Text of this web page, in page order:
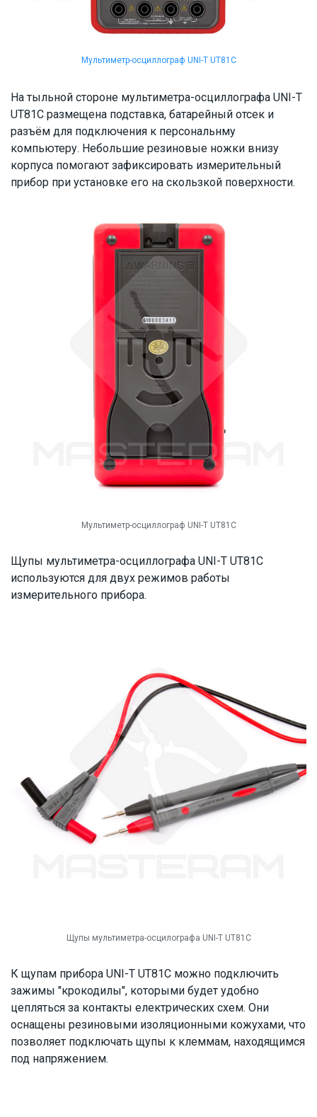
Мультиметр-осциллограф UNI-T UT81C
На тыльной стороне мультиметра-осциллографа UNI-T
UT81C размещена подставка, батарейный отсек и
разъём для подключения к персональнму
компьютеру. Небольшие резиновые ножки внизу
корпуса помогают зафиксировать измерительный
прибор при установке его на скользкой поверхности.
Мультиметр-осциллограф UNI-T UT81C
Щупы мультиметра-осциллографа UNI-T UT81C
используются для двух режимов работы
измерительного прибора.
Щупы мультиметра-осцилографа UNI-T UT81C
К щупам прибора UNI-T UT81C можно подключить
зажимы "крокодилы", которыми будет удобно
цепляться за контакты електрических схем. Они
оснащены резиновыми изоляционными кожухами, что
позволяет подключать щупы к клеммам, находящимся
под напряжением.